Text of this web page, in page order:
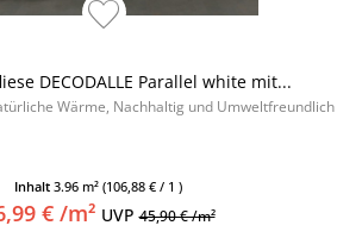
DECODALLE Parallel white mit...
Wärme, Nachhaltig und Umweltfreundlich
Inhalt 3.96 m² (106,88 € / 1 )
€ /m² UVP45,90 € /m²